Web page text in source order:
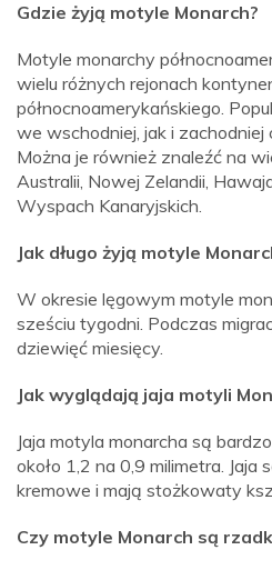
Gdzie żyją motyle Monarch?
Motyle monarchy
wielu różnych rejonach
północnoamerykańskiego.
we wschodniej, jak i zachodniej
Można je również znaleźć na
Australii, Nowej Zelandii,
Wyspach Kanaryjskich.
Jak długo żyją motyle
W okresie lęgowym motyle
sześciu tygodni. Podczas
dziewięć miesięcy.
Jak wyglądają jaja motyli
Jaja motyla monarcha są
około 1,2 na 0,9 milimetra. Jaja
kremowe i mają stożkowaty
Czy motyle Monarch są